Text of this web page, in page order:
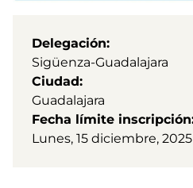
Delegación
Sigüenza-Guadalajara
Ciudad
Guadalajara
Fecha límite inscripción
Lunes, 15 diciembre, 2025